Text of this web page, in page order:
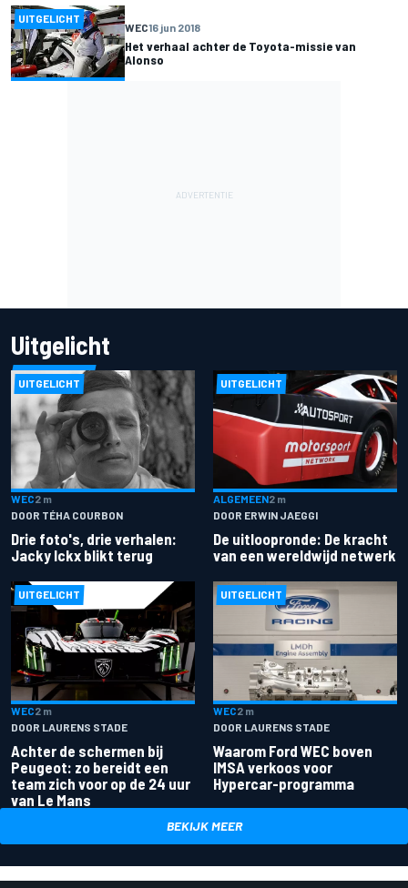
UITGELICHT
WEC16 jun 2018
Het verhaal achter de Toyota-missie van
Alonso
Uitgelicht
UITGELICHT
WEC2 m
DOOR TÉHA COURBON
Drie foto's, drie verhalen:
Jacky Ickx blikt terug
UITGELICHT
ALGEMEEN2 m
DOOR ERWIN JAEGGI
De uitloopronde: De kracht
van een wereldwijd netwerk
UITGELICHT
WEC2 m
DOOR LAURENS STADE
Achter de schermen bij
Peugeot: zo bereidt een
team zich voor op de 24 uur
van Le Mans
UITGELICHT
WEC2 m
DOOR LAURENS STADE
Waarom Ford WEC boven
IMSA verkoos voor
Hypercar-programma
BEKIJK MEER